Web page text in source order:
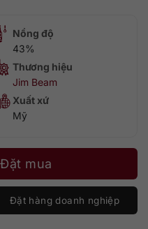
Nồng độ
43%
Thương hiệu
Jim Beam
Xuất xứ
Mỹ
Đặt mua
Đặt hàng doanh nghiệp